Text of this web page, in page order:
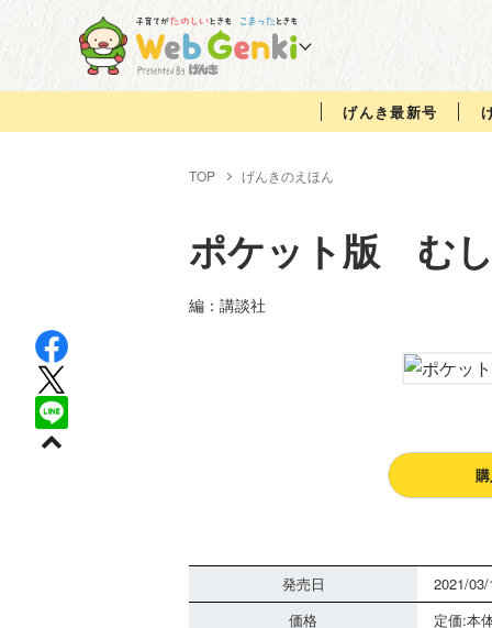
げんき最新号
TOP げんきのえほん
ポケット版 む
編：講談社
発売日
2021/03/
価格
定価:本